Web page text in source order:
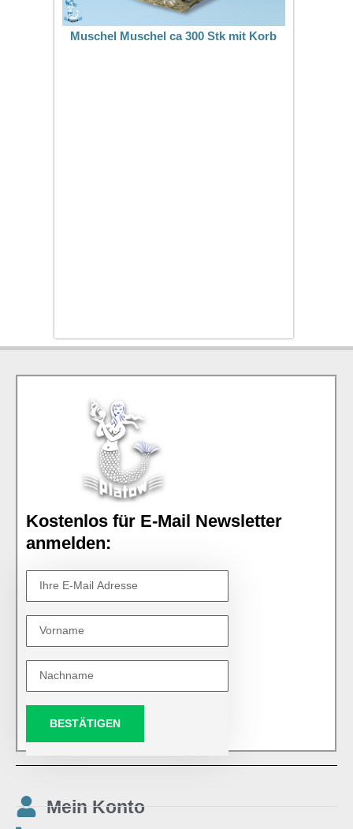
Muschel Muschel ca 300 Stk mit Korb
Kostenlos für E-Mail Newsletter
anmelden:
BESTÄTIGEN
Mein Konto